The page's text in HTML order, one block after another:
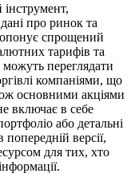
про ринок та
спрощений
тарифів та
переглядати
компаніями, що
основними акціями
включає в себе
або детальні
версії,
для тих, хто